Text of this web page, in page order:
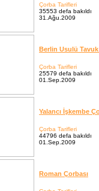
Çorba Tarifleri
35553 defa bakıldı
31.Ağu.2009
Berlin Usulü Tavuk
Çorba Tarifleri
25579 defa bakıldı
01.Sep.2009
Yalancı İşkembe
Çorba Tarifleri
44796 defa bakıldı
01.Sep.2009
Roman Çorbası